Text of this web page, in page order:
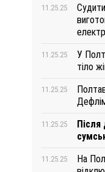
11.25.25
11.25.25
У
тіло
11.25.25
11.25.25
11.25.25
На